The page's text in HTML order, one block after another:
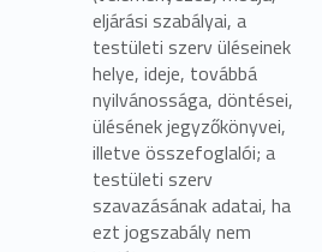
eljárási szabályai, a
testületi szerv üléseinek
helye, ideje, továbbá
nyilvánossága, döntései,
ülésének jegyzőkönyvei,
illetve összefoglalói; a
testületi szerv
szavazásának adatai, ha
ezt jogszabály nem